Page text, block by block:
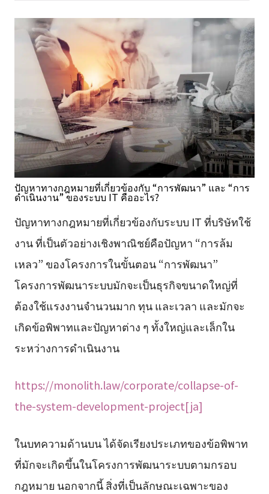
ปัญหาทางกฎหมายที่เกี่ยวข้องกับ “การพัฒนา” และ “การ
ดำเนินงาน” ของระบบ IT คืออะไร?
ปัญหาทางกฎหมายที่เกี่ยวข้องกับระบบ IT ที่บริษัทใช้
งาน ที่เป็นตัวอย่างเชิงพาณิชย์คือปัญหา “การล้ม
เหลว” ของโครงการในขั้นตอน “การพัฒนา”
โครงการพัฒนาระบบมักจะเป็นธุรกิจขนาดใหญ่ที่
ต้องใช้แรงงานจำนวนมาก ทุน และเวลา และมักจะ
เกิดข้อพิพาทและปัญหาต่าง ๆ ทั้งใหญ่และเล็กใน
ระหว่างการดำเนินงาน
https://monolith.law/corporate/collapse-of-
the-system-development-project[ja]
ในบทความด้านบน ได้จัดเรียงประเภทของข้อพิพาท
ที่มักจะเกิดขึ้นในโครงการพัฒนาระบบตามกรอบ
กฎหมาย นอกจากนี้ สิ่งที่เป็นลักษณะเฉพาะของ